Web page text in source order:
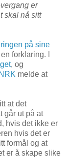
er
skal nå sitt
på sine
forklaring. I
, og
NRK melde at
at det
går ut på at
hvis det ikke er
hvis det er
formål og at
er å skape slike